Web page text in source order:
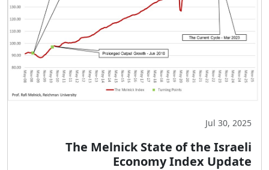
Jul 30, 2025
The Melnick State of the Israeli
Economy Index Update